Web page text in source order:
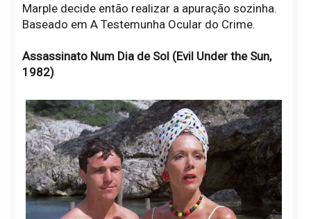
Marple decide então realizar a apuração sozinha.
Baseado em A Testemunha Ocular do Crime.
Assassinato Num Dia de Sol (Evil Under the Sun,
1982)